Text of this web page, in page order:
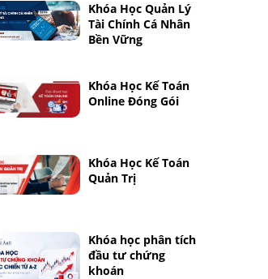
Khóa Học Quản Lý
Tài Chính Cá Nhân
Bền Vững
Khóa Học Kế Toán
Online Đóng Gói
Khóa Học Kế Toán
Quản Trị
Khóa học phân tích
đầu tư chứng
khoán